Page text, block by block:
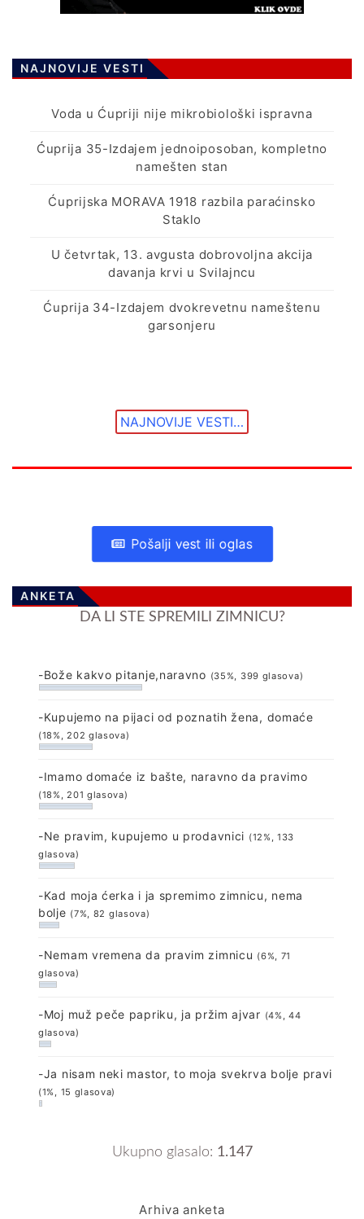
NAJNOVIJE VESTI
Voda u Ćupriji nije mikrobiološki ispravna
Ćuprija 35-Izdajem jednoiposoban, kompletno
namešten stan
Ćuprijska MORAVA 1918 razbila paraćinsko
Staklo
U četvrtak, 13. avgusta dobrovoljna akcija
davanja krvi u Svilajncu
Ćuprija 34-Izdajem dvokrevetnu nameštenu
garsonjeru
NAJNOVIJE VESTI…
Pošalji vest ili oglas
ANKETA
DA LI STE SPREMILI ZIMNICU?
-Bože kakvo pitanje,naravno (35%, 399 glasova)
-Kupujemo na pijaci od poznatih žena, domaće
(18%, 202 glasova)
-Imamo domaće iz bašte, naravno da pravimo
(18%, 201 glasova)
-Ne pravim, kupujemo u prodavnici (12%, 133
glasova)
-Kad moja ćerka i ja spremimo zimnicu, nema
bolje (7%, 82 glasova)
-Nemam vremena da pravim zimnicu (6%, 71
glasova)
-Moj muž peče papriku, ja pržim ajvar (4%, 44
glasova)
-Ja nisam neki mastor, to moja svekrva bolje pravi
(1%, 15 glasova)
Ukupno glasalo: 1.147
Arhiva anketa